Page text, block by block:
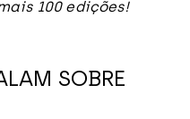
100 edições!
SOBRE